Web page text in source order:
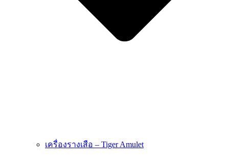
เครื่องรางเสือ – Tiger Amulet